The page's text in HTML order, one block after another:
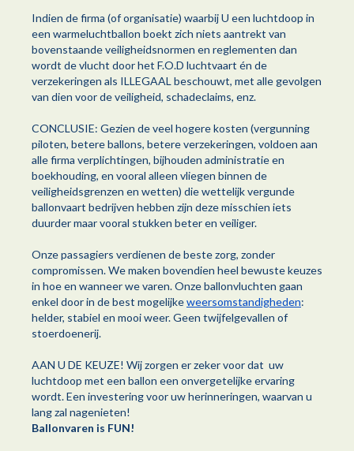
Indien de firma (of organisatie) waarbij U een luchtdoop in
een warmeluchtballon boekt zich niets aantrekt van
bovenstaande veiligheidsnormen en reglementen dan
wordt de vlucht door het F.O.D luchtvaart én de
verzekeringen als ILLEGAAL beschouwt, met alle gevolgen
van dien voor de veiligheid, schadeclaims, enz.
CONCLUSIE: Gezien de veel hogere kosten (vergunning
piloten, betere ballons, betere verzekeringen, voldoen aan
alle firma verplichtingen, bijhouden administratie en
boekhouding, en vooral alleen vliegen binnen de
veiligheidsgrenzen en wetten) die wettelijk vergunde
ballonvaart bedrijven hebben zijn deze misschien iets
duurder maar vooral stukken beter en veiliger.
Onze passagiers verdienen de beste zorg, zonder
compromissen. We maken bovendien heel bewuste keuzes
in hoe en wanneer we varen. Onze ballonvluchten gaan
enkel door in de best mogelijkeweersomstandigheden:
helder, stabiel en mooi weer. Geen twijfelgevallen of
stoerdoenerij.
AAN U DE KEUZE! Wij zorgen er zeker voor dat uw
luchtdoop met een ballon een onvergetelijke ervaring
wordt. Een investering voor uw herinneringen, waarvan u
lang zal nagenieten!
Ballonvaren is FUN!